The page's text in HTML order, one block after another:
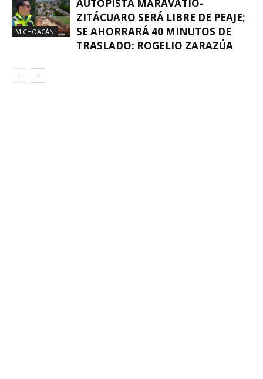
MICHOACÁN
AUTOPISTA MARAVATÍO-
ZITÁCUARO SERÁ LIBRE DE PEAJE;
SE AHORRARÁ 40 MINUTOS DE
TRASLADO: ROGELIO ZARAZÚA